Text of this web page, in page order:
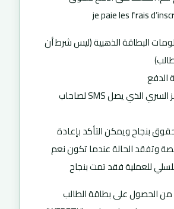
البطاقة الذهبية (ليس شرط أن
🔹8. إدخال الرمز السري الذي يصل SMS لصاحاب
بنجاح ويمكن التأكد بإعادة
وتفقد الحالة عندما تكون نعم
من الحصول على بطاقة الطالب